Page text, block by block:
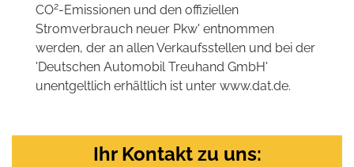
CO2-Emissionen und den offiziellen
Stromverbrauch neuer Pkw' entnommen
werden, der an allen Verkaufsstellen und bei der
'Deutschen Automobil Treuhand GmbH'
unentgeltlich erhältlich ist unter www.dat.de.
Ihr Kontakt zu uns: